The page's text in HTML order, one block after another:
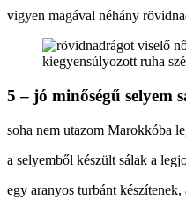
vigyen magával néhány
kiegyensúlyozott ruha
5 – jó minőségű selyem
soha nem utazom Marokkóba
a selyemből készült sálak a
egy aranyos turbánt